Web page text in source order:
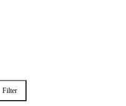
Filter